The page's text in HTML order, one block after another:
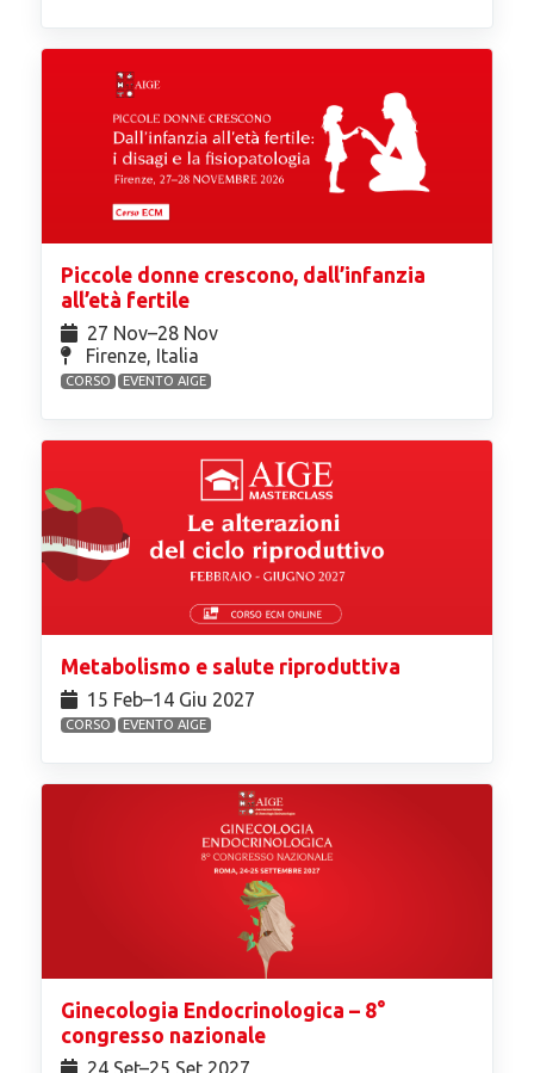
Piccole donne crescono, dall’infanzia
all’età fertile
27 Nov⁠–28 Nov
Firenze, Italia
CORSO EVENTO AIGE
Metabolismo e salute riproduttiva
15 Feb⁠–14 Giu 2027
CORSO EVENTO AIGE
Ginecologia Endocrinologica – 8°
congresso nazionale
24 Set⁠–25 Set 2027